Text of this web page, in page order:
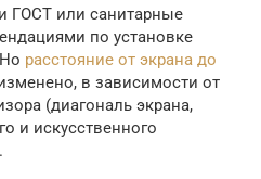
ГОСТ или санитарные
по установке
расстояние от экрана до
в зависимости от
(диагональ экрана,
и искусственного